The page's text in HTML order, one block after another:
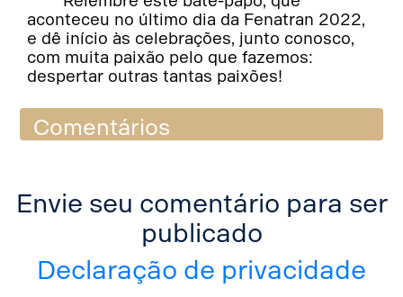
aconteceu no último dia da Fenatran 2022,
e dê início às celebrações, junto conosco,
com muita paixão pelo que fazemos:
despertar outras tantas paixões!
Comentários
Envie seu comentário para ser
publicado
Declaração de privacidade